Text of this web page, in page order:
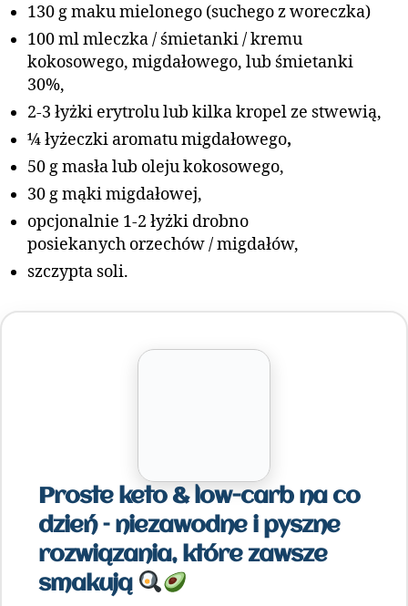
130 g maku mielonego (suchego z woreczka)
100 ml mleczka / śmietanki / kremu
kokosowego, migdałowego, lub śmietanki
30%,
2-3 łyżki erytrolu lub kilka kropel ze stwewią,
¼ łyżeczki aromatu migdałowego,
50 g masła lub oleju kokosowego,
30 g mąki migdałowej,
opcjonalnie 1-2 łyżki drobno
posiekanych orzechów / migdałów,
szczypta soli.
Proste keto & low-carb na co
dzień – niezawodne i pyszne
rozwiązania, które zawsze
smakują